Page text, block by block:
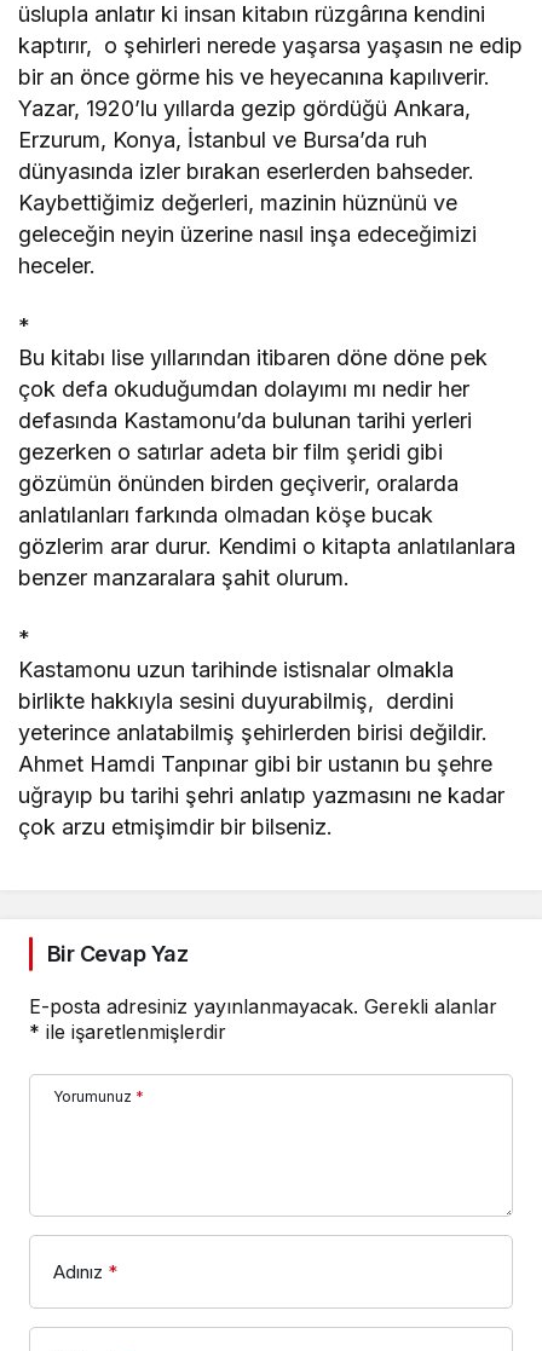
üslupla anlatır ki insan kitabın rüzgârına kendini
kaptırır, o şehirleri nerede yaşarsa yaşasın ne edip
bir an önce görme his ve heyecanına kapılıverir.
Yazar, 1920’lu yıllarda gezip gördüğü Ankara,
Erzurum, Konya, İstanbul ve Bursa’da ruh
dünyasında izler bırakan eserlerden bahseder.
Kaybettiğimiz değerleri, mazinin hüznünü ve
geleceğin neyin üzerine nasıl inşa edeceğimizi
heceler.
*
Bu kitabı lise yıllarından itibaren döne döne pek
çok defa okuduğumdan dolayımı mı nedir her
defasında Kastamonu’da bulunan tarihi yerleri
gezerken o satırlar adeta bir film şeridi gibi
gözümün önünden birden geçiverir, oralarda
anlatılanları farkında olmadan köşe bucak
gözlerim arar durur. Kendimi o kitapta anlatılanlara
benzer manzaralara şahit olurum.
*
Kastamonu uzun tarihinde istisnalar olmakla
birlikte hakkıyla sesini duyurabilmiş, derdini
yeterince anlatabilmiş şehirlerden birisi değildir.
Ahmet Hamdi Tanpınar gibi bir ustanın bu şehre
uğrayıp bu tarihi şehri anlatıp yazmasını ne kadar
çok arzu etmişimdir bir bilseniz.
Bir Cevap Yaz
E-posta adresiniz yayınlanmayacak. Gerekli alanlar
* ile işaretlenmişlerdir
Yorumunuz *
Adınız *